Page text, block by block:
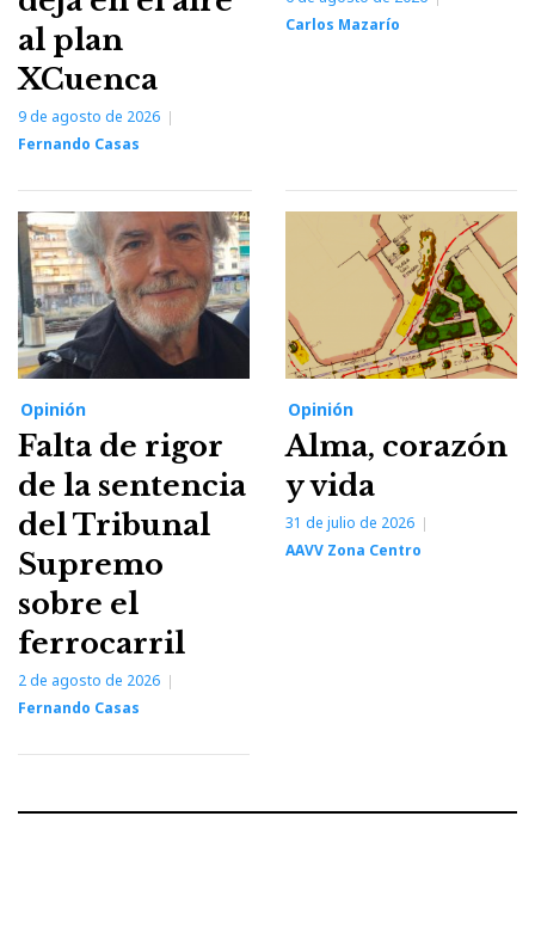
al plan
XCuenca
9 de agosto de 2026
Fernando Casas
Carlos Mazarío
Opinión
Falta de rigor
de la sentencia
del Tribunal
Supremo
sobre el
ferrocarril
2 de agosto de 2026
Fernando Casas
Opinión
Alma, corazón
y vida
31 de julio de 2026
AAVV Zona Centro